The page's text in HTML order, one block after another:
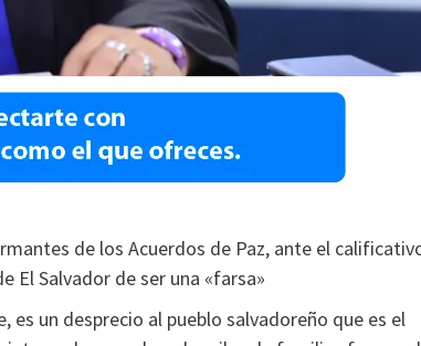
de los Acuerdos de Paz, ante el
El Salvador de ser una «farsa»
un desprecio al pueblo salvadoreño que es el